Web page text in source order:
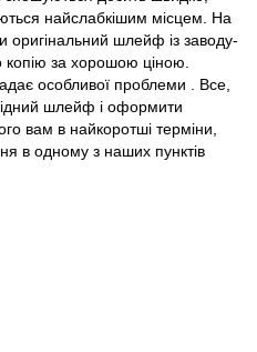
найслабкішим місцем. На
оригінальний шлейф із заводу-
копію за хорошою ціною.
особливої проблеми . Все,
шлейф і оформити
вам в найкоротші терміни,
в одному з наших пунктів